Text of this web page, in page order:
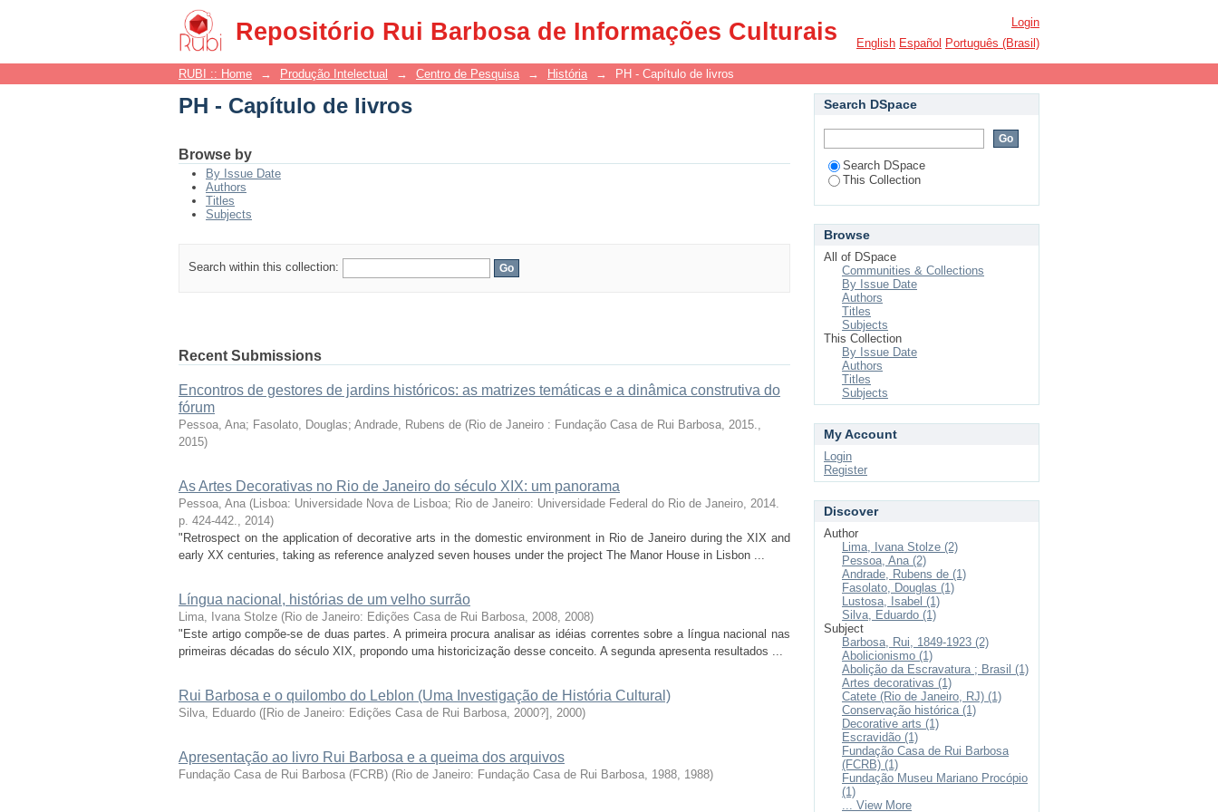
Repositório Rui Barbosa de Informações Culturais
PH - Capítulo de livros
Login
English Español Português (Brasil)
RUBI :: Home → Produção Intelectual → Centro de Pesquisa → História → PH - Capítulo de livros
PH - Capítulo de livros
Browse by
By Issue Date
Authors
Titles
Subjects
Search within this collection:
Recent Submissions
Encontros de gestores de jardins históricos: as matrizes temáticas e a dinâmica construtiva do
fórum
Pessoa, Ana; Fasolato, Douglas; Andrade, Rubens de (Rio de Janeiro : Fundação Casa de Rui Barbosa, 2015.,
2015)
As Artes Decorativas no Rio de Janeiro do século XIX: um panorama
Pessoa, Ana (Lisboa: Universidade Nova de Lisboa; Rio de Janeiro: Universidade Federal do Rio de Janeiro, 2014.
p. 424-442., 2014)
"Retrospect on the application of decorative arts in the domestic environment in Rio de Janeiro during the XIX and
early XX centuries, taking as reference analyzed seven houses under the project The Manor House in Lisbon ...
Língua nacional, histórias de um velho surrão
Lima, Ivana Stolze (Rio de Janeiro: Edições Casa de Rui Barbosa, 2008, 2008)
"Este artigo compõe-se de duas partes. A primeira procura analisar as idéias correntes sobre a língua nacional nas
primeiras décadas do século XIX, propondo uma historicização desse conceito. A segunda apresenta resultados ...
Rui Barbosa e o quilombo do Leblon (Uma Investigação de História Cultural)
Silva, Eduardo ([Rio de Janeiro: Edições Casa de Rui Barbosa, 2000?] , 2000)
Apresentação ao livro Rui Barbosa e a queima dos arquivos
Fundação Casa de Rui Barbosa (FCRB) (Rio de Janeiro: Fundação Casa de Rui Barbosa, 1988, 1988)
Search DSpace
Search DSpace
This Collection
Browse
All of DSpace
Communities & Collections
By Issue Date
Authors
Titles
Subjects
This Collection
By Issue Date
Authors
Titles
Subjects
My Account
Login
Register
Discover
Author
Lima, Ivana Stolze (2)
Pessoa, Ana (2)
Andrade, Rubens de (1)
Fasolato, Douglas (1)
Lustosa, Isabel (1)
Silva, Eduardo (1)
Subject
Barbosa, Rui, 1849-1923 (2)
Abolicionismo (1)
Abolição da Escravatura ; Brasil (1)
Artes decorativas (1)
Catete (Rio de Janeiro, RJ) (1)
Conservação histórica (1)
Decorative arts (1)
Escravidão (1)
Fundação Casa de Rui Barbosa
(FCRB) (1)
Fundação Museu Mariano Procópio
(1)
... View More